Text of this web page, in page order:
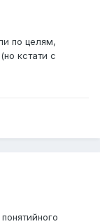
по целям,
кстати с